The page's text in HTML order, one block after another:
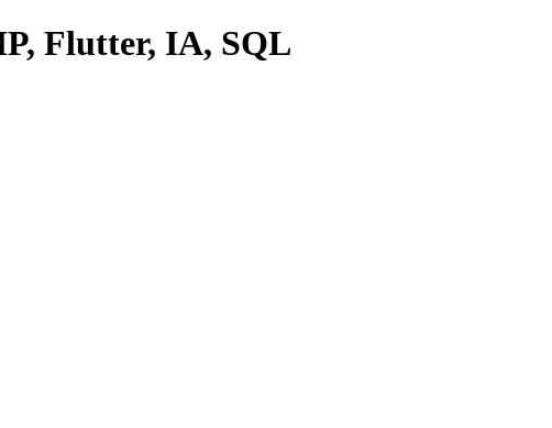
Flutter, IA, SQL